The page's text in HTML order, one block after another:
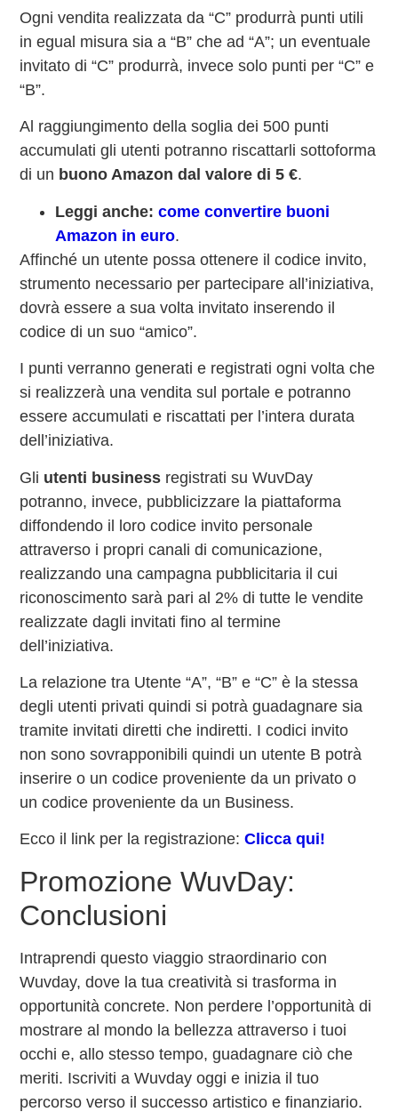
Ogni vendita realizzata da “C” produrrà punti utili
in egual misura sia a “B” che ad “A”; un eventuale
invitato di “C” produrrà, invece solo punti per “C” e
“B”.
Al raggiungimento della soglia dei 500 punti
accumulati gli utenti potranno riscattarli sottoforma
di un buono Amazon dal valore di 5 €.
Leggi anche:come convertire buoni
Amazon in euro.
Affinché un utente possa ottenere il codice invito,
strumento necessario per partecipare all’iniziativa,
dovrà essere a sua volta invitato inserendo il
codice di un suo “amico”.
I punti verranno generati e registrati ogni volta che
si realizzerà una vendita sul portale e potranno
essere accumulati e riscattati per l’intera durata
dell’iniziativa.
Gli utenti business registrati su WuvDay
potranno, invece, pubblicizzare la piattaforma
diffondendo il loro codice invito personale
attraverso i propri canali di comunicazione,
realizzando una campagna pubblicitaria il cui
riconoscimento sarà pari al 2% di tutte le vendite
realizzate dagli invitati fino al termine
dell’iniziativa.
La relazione tra Utente “A”, “B” e “C” è la stessa
degli utenti privati quindi si potrà guadagnare sia
tramite invitati diretti che indiretti. I codici invito
non sono sovrapponibili quindi un utente B potrà
inserire o un codice proveniente da un privato o
un codice proveniente da un Business.
Ecco il link per la registrazione:Clicca qui!
Promozione WuvDay:
Conclusioni
Intraprendi questo viaggio straordinario con
Wuvday, dove la tua creatività si trasforma in
opportunità concrete. Non perdere l’opportunità di
mostrare al mondo la bellezza attraverso i tuoi
occhi e, allo stesso tempo, guadagnare ciò che
meriti. Iscriviti a Wuvday oggi e inizia il tuo
percorso verso il successo artistico e finanziario.